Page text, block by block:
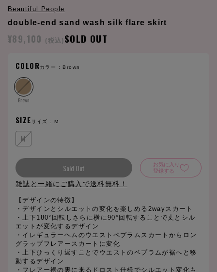
Beautiful People
double-end sand wash silk flare skirt
¥89,100 (税込)SOLD OUT
COLORカラー : Brown
Brown
SIZEサイズ : M
M
Sold Out
お気に入り
登録する
雑誌と一緒にご購入で送料無料！
【デザインの特徴】
・デザインとシルエットの変化を楽しめる2wayスカート
・上下180°回転しさらに横に90°回転することで丈とシル
エットが変化するデザイン
・イレギュラーヘムのウエストペプラムスカートからロン
グラップフレアースカートに変化
・上下ひっくり返すことでウエストのペプラムが裾へと移
動するデザイン
・フレアー裾の裏に来るドロスト仕様でシルエット変化も